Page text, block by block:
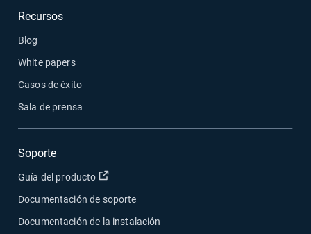
Recursos
Blog
White papers
Casos de éxito
Sala de prensa
Soporte
Guía del producto Abrir en una nueva ventana
Documentación de soporte
Documentación de la instalación